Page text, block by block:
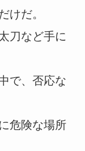
けだ。
刀など手に
で、否応な
危険な場所